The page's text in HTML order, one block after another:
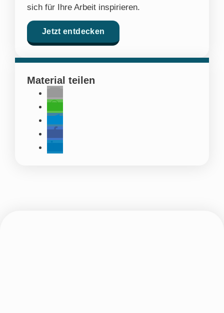
sich für Ihre Arbeit inspirieren.
Jetzt entdecken
Material teilen